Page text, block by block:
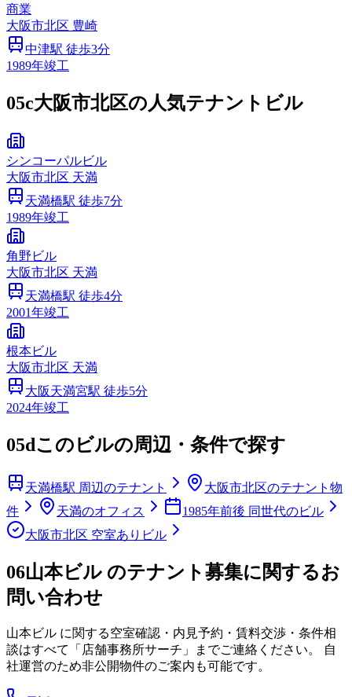
商業
大阪市北区 豊崎
中津駅 徒歩3分
1989年竣工
05c大阪市北区の人気テナントビル
シンコーパルビル
大阪市北区 天満
天満橋駅 徒歩7分
1989年竣工
角野ビル
大阪市北区 天満
天満橋駅 徒歩4分
2001年竣工
根本ビル
大阪市北区 天満
大阪天満宮駅 徒歩5分
2024年竣工
05dこのビルの周辺・条件で探す
天満橋駅 周辺のテナント
大阪市北区のテナント物
件
天満のオフィス
1985年前後 同世代のビル
大阪市北区 空室ありビル
06山本ビル のテナント募集に関するお
問い合わせ
山本ビル に関する空室確認・内見予約・賃料交渉・条件相
談はすべて「店舗事務所サーチ」までご連絡ください。 自
社運営のため非公開物件のご案内も可能です。